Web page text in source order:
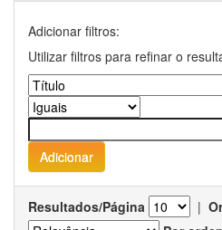
Adicionar filtros:
Utilizar filtros para refinar o
Resultados/Página |